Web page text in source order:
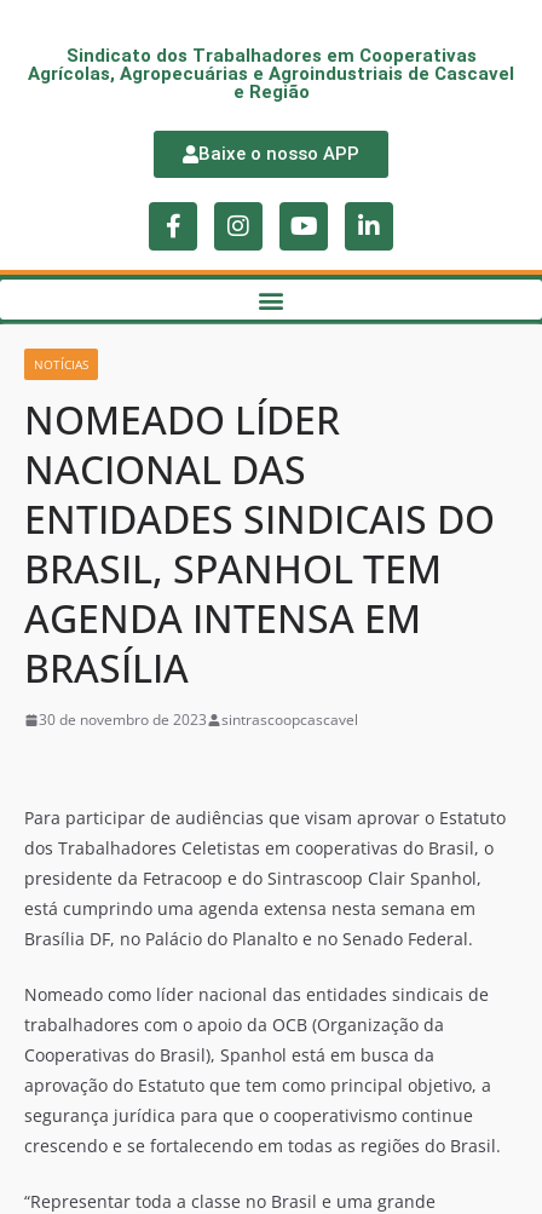
Sindicato dos Trabalhadores em Cooperativas
Agrícolas, Agropecuárias e Agroindustriais de Cascavel
e Região
Baixe o nosso APP
NOTÍCIAS
NOMEADO LÍDER
NACIONAL DAS
ENTIDADES SINDICAIS DO
BRASIL, SPANHOL TEM
AGENDA INTENSA EM
BRASÍLIA
30 de novembro de 2023 sintrascoopcascavel
Para participar de audiências que visam aprovar o Estatuto
dos Trabalhadores Celetistas em cooperativas do Brasil, o
presidente da Fetracoop e do Sintrascoop Clair Spanhol,
está cumprindo uma agenda extensa nesta semana em
Brasília DF, no Palácio do Planalto e no Senado Federal.
Nomeado como líder nacional das entidades sindicais de
trabalhadores com o apoio da OCB (Organização da
Cooperativas do Brasil), Spanhol está em busca da
aprovação do Estatuto que tem como principal objetivo, a
segurança jurídica para que o cooperativismo continue
crescendo e se fortalecendo em todas as regiões do Brasil.
“Representar toda a classe no Brasil e uma grande